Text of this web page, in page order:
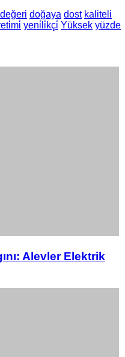
değeri doğaya dost kaliteli
yeni̇li̇kçi̇ Yüksek yüzde
Alevler Elektrik